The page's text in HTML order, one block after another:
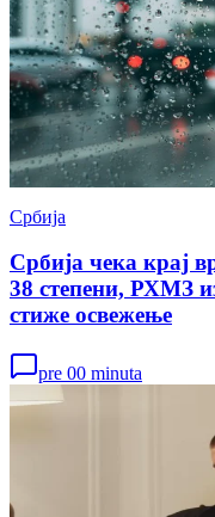
Србија
Србија чека крај
38 степени, РХМЗ
стиже освежење
pre 00 minuta